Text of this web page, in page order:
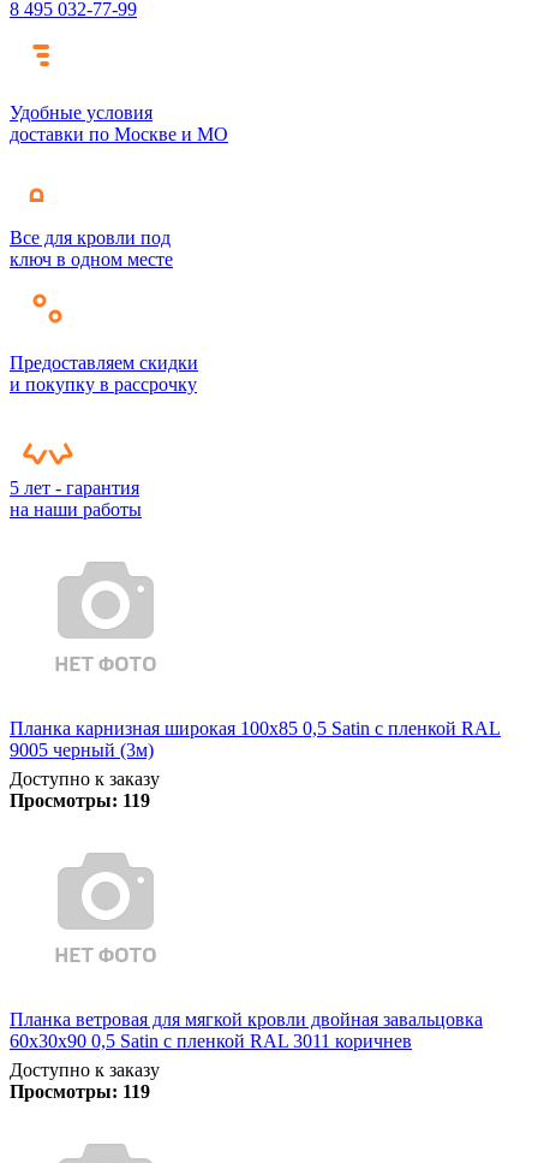
8 495 032-77-99
Удобные условия
доставки по Москве и МО
Все для кровли под
ключ в одном месте
Предоставляем скидки
и покупку в рассрочку
5 лет - гарантия
на наши работы
Планка карнизная широкая 100х85 0,5 Satin с пленкой RAL
9005 черный (3м)
Доступно к заказу
Просмотры: 119
Планка ветровая для мягкой кровли двойная завальцовка
60х30х90 0,5 Satin с пленкой RAL 3011 коричнев
Доступно к заказу
Просмотры: 119